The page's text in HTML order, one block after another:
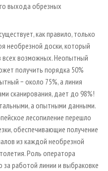
выхода обрезных
как правило, только
необрезной доски, который
всех возможных. Неопытный
получить порядка 50%
− около 75%, а линия
сканирования, дает до 98%!
а опытными данными.
лесопиление перешло
обеспечивающие получение
из каждой необрезной
Роль оператора
работой линии и выбраковке